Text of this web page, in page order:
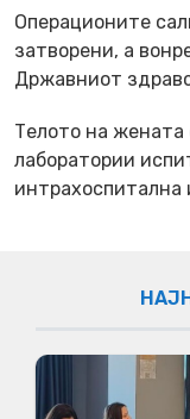
Операционите
затворени, а
Државниот
Телото на жената
лаборатории
интрахоспитална